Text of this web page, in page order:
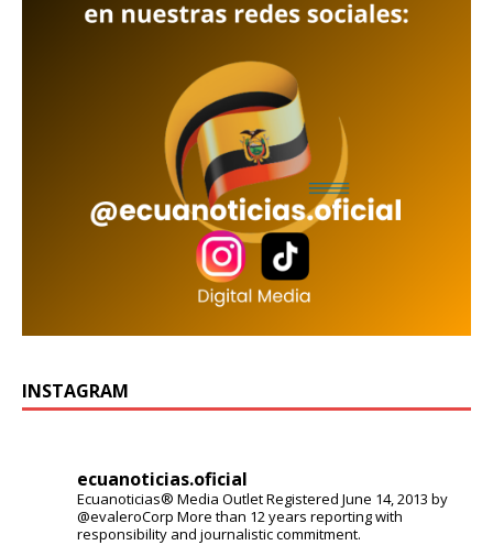
INSTAGRAM
ecuanoticias.oficial
Ecuanoticias® Media OutletRegistered June 14, 2013 by
@evaleroCorp More than 12 years reporting with
responsibility and journalistic commitment.